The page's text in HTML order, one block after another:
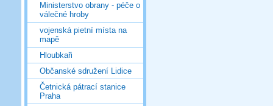
Ministerstvo obrany - péče o
válečné hroby
vojenská pietní místa na
mapě
Hloubkaři
Občanské sdružení Lidice
Četnická pátrací stanice
Praha